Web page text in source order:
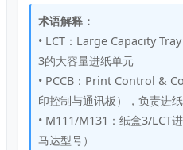
术语解释：
• LCT：Large Capacity
3的大容量进纸单元
• PCCB：Print Control &
印控制与通讯板），负责进
• M111/M131：纸盒3/LCT
马达型号）